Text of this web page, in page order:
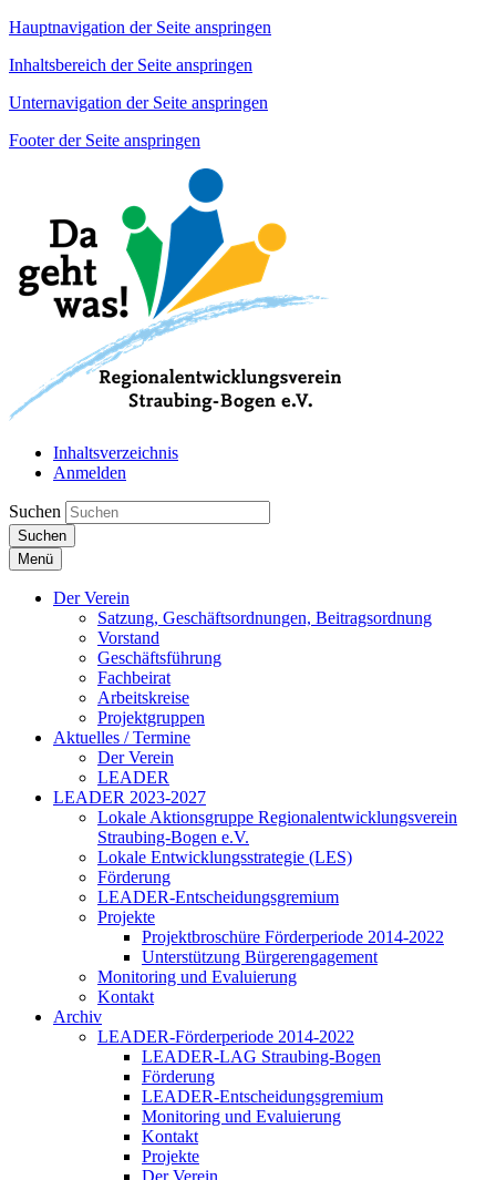
Hauptnavigation der Seite anspringen
Inhaltsbereich der Seite anspringen
Unternavigation der Seite anspringen
Footer der Seite anspringen
Inhaltsverzeichnis
Anmelden
Suchen
Suchen
Menü
Der Verein
Satzung, Geschäftsordnungen, Beitragsordnung
Vorstand
Geschäftsführung
Fachbeirat
Arbeitskreise
Projektgruppen
Aktuelles / Termine
Der Verein
LEADER
LEADER 2023-2027
Lokale Aktionsgruppe Regionalentwicklungsverein
Straubing-Bogen e.V.
Lokale Entwicklungsstrategie (LES)
Förderung
LEADER-Entscheidungsgremium
Projekte
Projektbroschüre Förderperiode 2014-2022
Unterstützung Bürgerengagement
Monitoring und Evaluierung
Kontakt
Archiv
LEADER-Förderperiode 2014-2022
LEADER-LAG Straubing-Bogen
Förderung
LEADER-Entscheidungsgremium
Monitoring und Evaluierung
Kontakt
Projekte
Der Verein